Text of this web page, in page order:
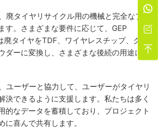
廃タイヤリサイクル用の機械と完全なプラ
す。さまざまな要件に応じて、GEP
廃タイヤをTDF、ワイヤレスチップ、クラ
ダーに変換し、さまざまな後続の用途に対
ユーザーと協力して、ユーザーがタイヤリ
決できるように支援します。私たちは多く
的なデータを蓄積しており、プロジェクト
に喜んで共有します。


